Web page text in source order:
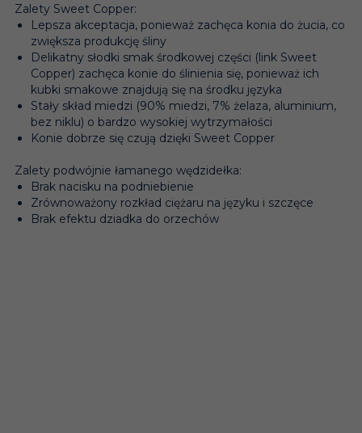
Zalety Sweet Copper:
Lepsza akceptacja, ponieważ zachęca konia do żucia, co
zwiększa produkcję śliny
Delikatny słodki smak środkowej części (link Sweet
Copper) zachęca konie do ślinienia się, ponieważ ich
kubki smakowe znajdują się na środku języka
Stały skład miedzi (90% miedzi, 7% żelaza, aluminium,
bez niklu) o bardzo wysokiej wytrzymałości
Konie dobrze się czują dzięki Sweet Copper
Zalety podwójnie łamanego wędzidełka:
Brak nacisku na podniebienie
Zrównoważony rozkład ciężaru na języku i szczęce
Brak efektu dziadka do orzechów